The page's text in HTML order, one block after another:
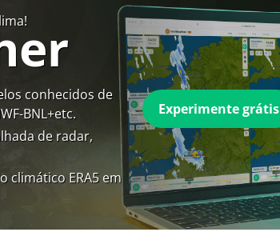
conhecidos de
BNL+etc.
de radar,
climático ERA5 em
Experimente grátis